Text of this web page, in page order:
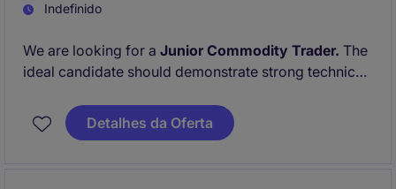
Indefinido
We are looking for a Junior Commodity Trader. The
ideal candidate should demonstrate strong technical,
manage commodity trading operations.
Detalhes da Oferta